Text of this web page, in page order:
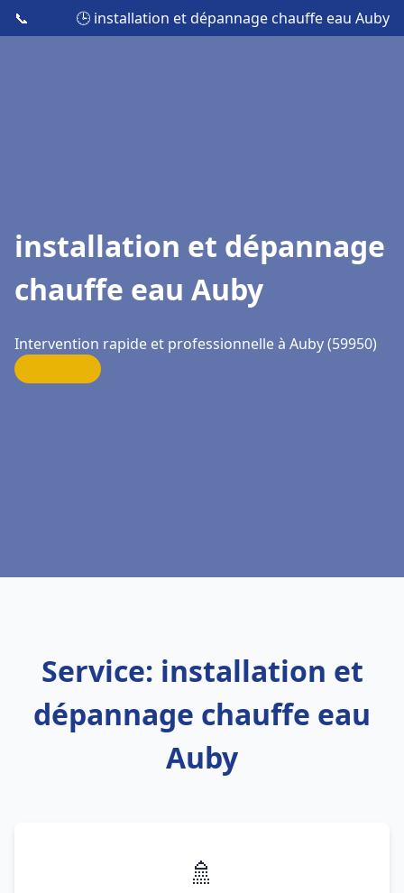
📞 🕒 installation et dépannage chauffe eau Auby
installation et dépannage
chauffe eau Auby
Intervention rapide et professionnelle à Auby (59950)
Service: installation et
dépannage chauffe eau
Auby
🚿